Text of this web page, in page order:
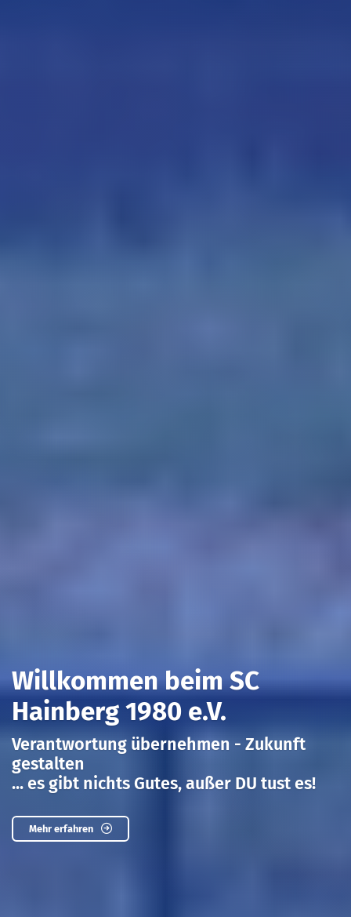
Willkommen beim SC
Hainberg 1980 e.V.
Verantwortung übernehmen - Zukunft
gestalten
... es gibt nichts Gutes, außer DU tust es!
Mehr erfahren